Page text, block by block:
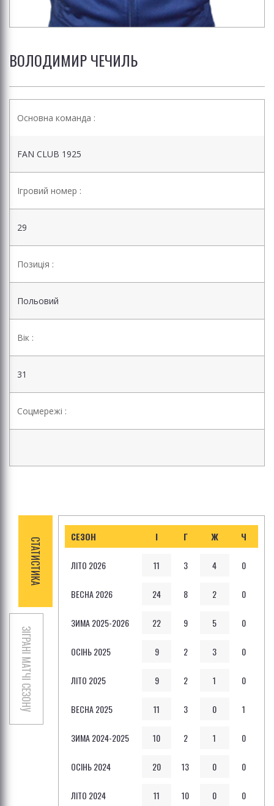
ВОЛОДИМИР ЧЕЧИЛЬ
Основна команда :
FAN CLUB 1925
Ігровий номер :
29
Позиція :
Польовий
Вік :
31
Соцмережі :
СТАТИСТИКА
ЗІГРАНІ МАТЧІ СЕЗОНУ
СЕЗОН І Г Ж Ч
ЛІТО 2026 11 3 4 0
ВЕСНА 2026 24 8 2 0
ЗИМА 2025-2026 22 9 5 0
ОСІНЬ 2025 9 2 3 0
ЛІТО 2025 9 2 1 0
ВЕСНА 2025 11 3 0 1
ЗИМА 2024-2025 10 2 1 0
ОСІНЬ 2024 20 13 0 0
ЛІТО 2024 11 10 0 0